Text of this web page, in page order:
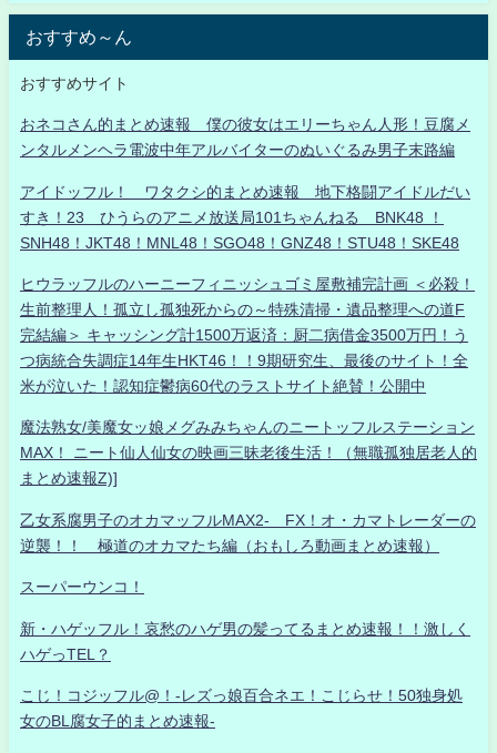
おすすめ～ん
おすすめサイト
おネコさん的まとめ速報 僕の彼女はエリーちゃん人形！豆腐メ
ンタルメンヘラ電波中年アルバイターのぬいぐるみ男子末路編
アイドッフル！ ワタクシ的まとめ速報 地下格闘アイドルだい
すき！23 ひうらのアニメ放送局101ちゃんねる BNK48 ！
SNH48！JKT48！MNL48！SGO48！GNZ48！STU48！SKE48
ヒウラッフルのハーニーフィニッシュゴミ屋敷補完計画 ＜必殺！
生前整理人！孤立し孤独死からの～特殊清掃・遺品整理への道F
完結編＞ キャッシング計1500万返済：厨二病借金3500万円！う
つ病統合失調症14年生HKT46！！9期研究生、最後のサイト！全
米が泣いた！認知症鬱病60代のラストサイト絶賛！公開中
魔法熟女/美魔女ッ娘メグみみちゃんのニートッフルステーション
MAX！ ニート仙人仙女の映画三昧老後生活！（無職孤独居老人的
まとめ速報Z)]
乙女系腐男子のオカマッフルMAX2- FX！オ・カマトレーダーの
逆襲！！ 極道のオカマたち編（おもしろ動画まとめ速報）
スーパーウンコ！
新・ハゲッフル！哀愁のハゲ男の髪ってるまとめ速報！！激しく
ハゲっTEL？
こじ！コジッフル@！-レズっ娘百合ネエ！こじらせ！50独身処
女のBL腐女子的まとめ速報-